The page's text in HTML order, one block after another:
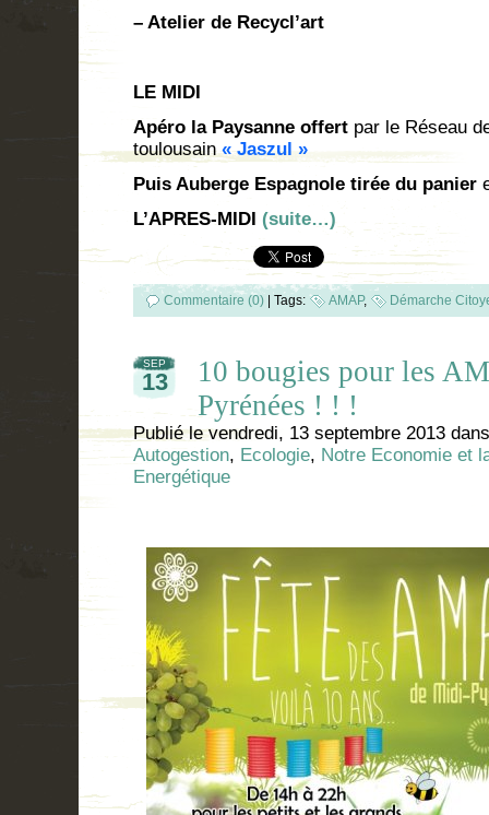
– Atelier de Recycl’art
LE MIDI
Apéro la Paysanne offert par le Réseau
toulousain« Jaszul »
Puis Auberge Espagnole tirée du panier
L’APRES-MIDI (suite…)
Commentaire (0) Tags: AMAP, Démarche
SEP
13
10 bougies pour les
Pyrénées ! ! !
Publié levendredi, 13 septembre 2013
Autogestion, Ecologie, Notre Economie et
Energétique